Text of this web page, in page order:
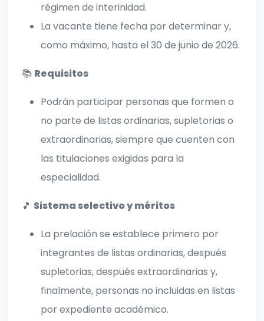
régimen de interinidad.
La vacante tiene fecha por determinar y,
como máximo, hasta el 30 de junio de 2026.
📚 Requisitos
Podrán participar personas que formen o
no parte de listas ordinarias, supletorias o
extraordinarias, siempre que cuenten con
las titulaciones exigidas para la
especialidad.
🎵 Sistema selectivo y méritos
La prelación se establece primero por
integrantes de listas ordinarias, después
supletorias, después extraordinarias y,
finalmente, personas no incluidas en listas
por expediente académico.